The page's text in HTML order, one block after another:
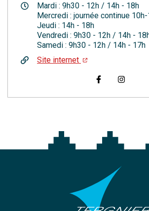
Mardi : 9h30 - 12h / 14h - 18h
Mercredi : journée continue
Jeudi : 14h - 18h
Vendredi : 9h30 - 12h / 14h -
Samedi : 9h30 - 12h / 14h - 17h
Site internet
Visiter laVisiter